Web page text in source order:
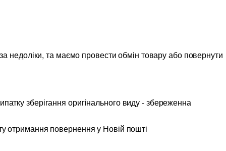
недоліки, та маємо провести обмін товару або повернути
зберігання оригінального виду - збереженна
отримання повернення у Новій пошті